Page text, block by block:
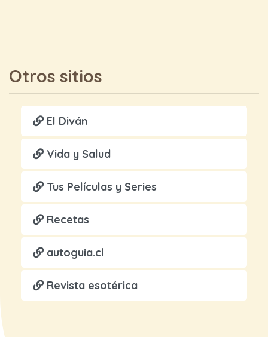
Otros sitios
El Diván
Vida y Salud
Tus Películas y Series
Recetas
autoguia.cl
Revista esotérica